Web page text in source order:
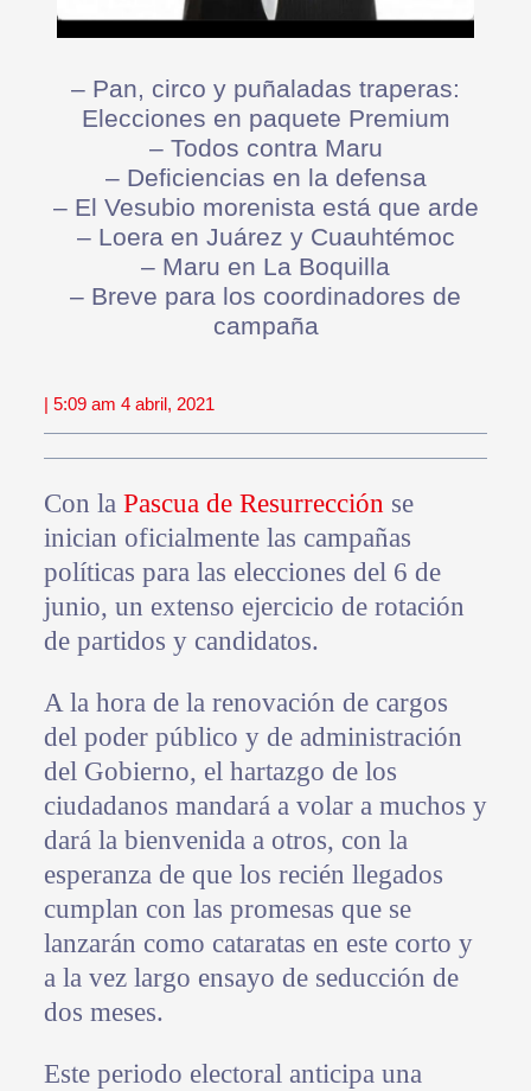
– Pan, circo y puñaladas traperas:
Elecciones en paquete Premium
– Todos contra Maru
– Deficiencias en la defensa
– El Vesubio morenista está que arde
– Loera en Juárez y Cuauhtémoc
– Maru en La Boquilla
– Breve para los coordinadores de
campaña
| 5:09 am 4 abril, 2021
Con la Pascua de Resurrección se
inician oficialmente las campañas
políticas para las elecciones del 6 de
junio, un extenso ejercicio de rotación
de partidos y candidatos.
A la hora de la renovación de cargos
del poder público y de administración
del Gobierno, el hartazgo de los
ciudadanos mandará a volar a muchos y
dará la bienvenida a otros, con la
esperanza de que los recién llegados
cumplan con las promesas que se
lanzarán como cataratas en este corto y
a la vez largo ensayo de seducción de
dos meses.
Este periodo electoral anticipa una